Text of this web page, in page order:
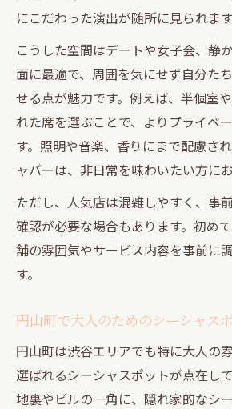
にこだわった演出が随所に見られます
こうした空間はデートや女子会、静
面に最適で、周囲を気にせず自分た
せる点が魅力です。例えば、半個室
れた席を選ぶことで、よりプライベ
す。照明や音楽、香りにまで配慮さ
ャバーは、非日常を味わいたい方にお
ただし、人気店は混雑しやすく、事
確認が必要な場合もあります。初め
舗の雰囲気やサービス内容を事前に
す。
円山町で大人のためのシーシャス
円山町は渋谷エリアでも特に大人の
選ばれるシーシャスポットが点在し
地裏やビルの一角に、隠れ家的なシ